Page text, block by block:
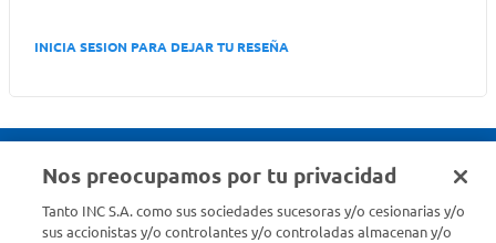
INICIA SESION PARA DEJAR TU RESEÑA
Nos preocupamos por tu privacidad
Tanto INC S.A. como sus sociedades sucesoras y/o cesionarias y/o
sus accionistas y/o controlantes y/o controladas almacenan y/o